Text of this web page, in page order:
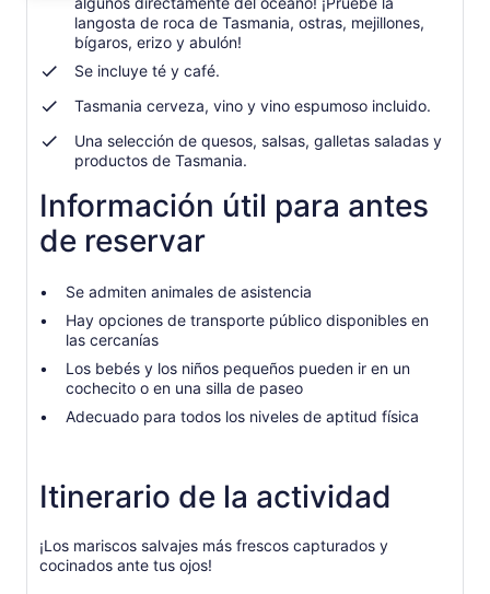
$410.
adulto
langosta de roca de Tasmania, ostras, mejillones,
bígaros, erizo y abulón!
Se incluye té y café.
Tasmania cerveza, vino y vino espumoso incluido.
Una selección de quesos, salsas, galletas saladas y
productos de Tasmania.
Información útil para antes
de reservar
Se admiten animales de asistencia
Hay opciones de transporte público disponibles en
las cercanías
Los bebés y los niños pequeños pueden ir en un
cochecito o en una silla de paseo
Adecuado para todos los niveles de aptitud física
Itinerario de la actividad
¡Los mariscos salvajes más frescos capturados y
cocinados ante tus ojos!